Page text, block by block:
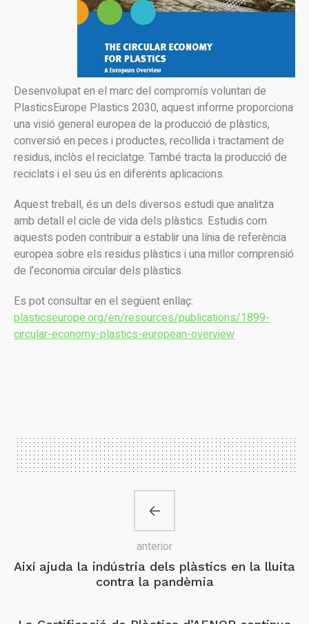
Desenvolupat en el marc del compromís voluntari de
PlasticsEurope Plastics 2030, aquest informe proporciona
una visió general europea de la producció de plàstics,
conversió en peces i productes, recollida i tractament de
residus, inclòs el reciclatge. També tracta la producció de
reciclats i el seu ús en diferents aplicacions.
Aquest treball, és un dels diversos estudi que analitza
amb detall el cicle de vida dels plàstics. Estudis com
aquests poden contribuir a establir una línia de referència
europea sobre els residus plàstics i una millor comprensió
de l’economia circular dels plàstics.
Es pot consultar en el següent enllaç:
plasticseurope.org/en/resources/publications/1899-
circular-economy-plastics-european-overview
Així ajuda la indústria dels plàstics en la lluita
contra la pandèmia
anterior